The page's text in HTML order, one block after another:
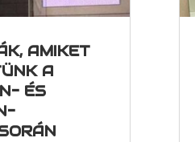
AMIKET
A
ÉS